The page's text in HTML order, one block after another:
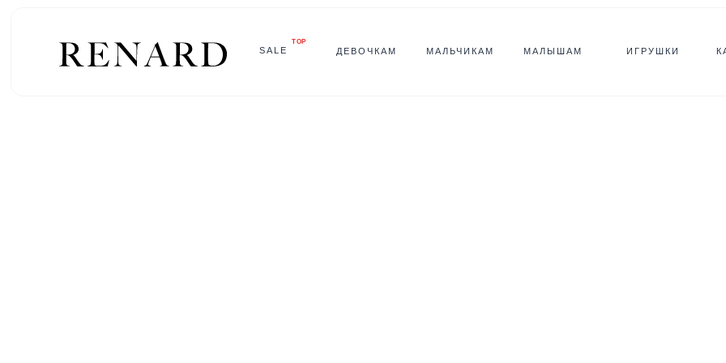
SALE
TOP
ДЕВОЧКАМ МАЛЬЧИКАМ МАЛЫШАМ ИГРУШКИ